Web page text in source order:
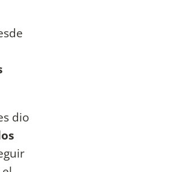
dio